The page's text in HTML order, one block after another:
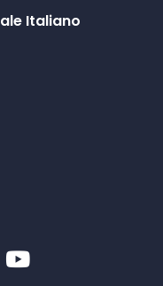
Italiano
YouTube